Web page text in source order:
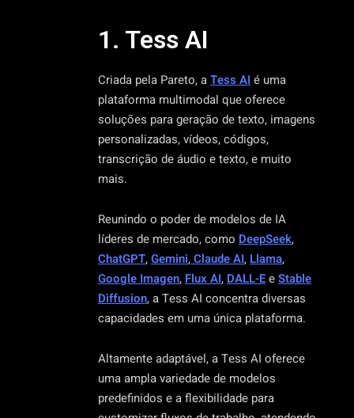
1. Tess AI
Criada pela Pareto, aTess AIé uma
plataforma multimodal que oferece
soluções para geração de texto, imagens
personalizadas, vídeos, códigos,
transcrição de áudio e texto, e muito
mais.
Reunindo o poder de modelos de IA
líderes de mercado, como DeepSeek,
ChatGPT,Gemini,Claude AI, Llama,
Google Imagen, Flux AI, DALL-EeStable
Diffusion, a Tess AI concentra diversas
capacidades em uma única plataforma.
Altamente adaptável, a Tess AI oferece
uma ampla variedade de modelos
predefinidos e a flexibilidade para